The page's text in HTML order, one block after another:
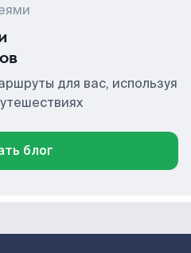
для вас, используя
блог